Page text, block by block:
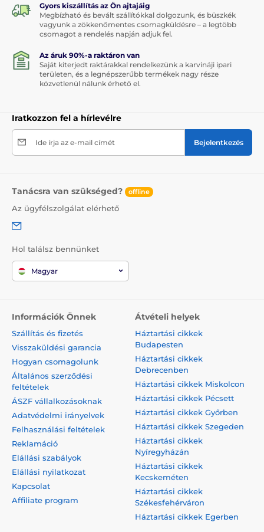
Gyors kiszállítás az Ön ajtajáig
Megbízható és bevált szállítókkal dolgozunk, és büszkék
vagyunk a zökkenőmentes csomagküldésre – a legtöbb
csomagot a rendelés napján adjuk fel.
Az áruk 90%-a raktáron van
Saját kiterjedt raktárakkal rendelkezünk a karvináji ipari
területen, és a legnépszerűbb termékek nagy része
közvetlenül nálunk érhető el.
Iratkozzon fel a hírlevélre
Ide írja az e-mail címét Bejelentkezés
Tanácsra van szükséged? offline
Az ügyfélszolgálat elérhető
Hol találsz bennünket
Magyar
Információk Önnek
Szállítás és fizetés
Visszaküldési garancia
Hogyan csomagolunk
Általános szerződési
feltételek
ÁSZF vállalkozásoknak
Adatvédelmi irányelvek
Felhasználási feltételek
Reklamáció
Elállási szabályok
Elállási nyilatkozat
Kapcsolat
Affiliate program
Átvételi helyek
Háztartási cikkek
Budapesten
Háztartási cikkek
Debrecenben
Háztartási cikkek Miskolcon
Háztartási cikkek Pécsett
Háztartási cikkek Győrben
Háztartási cikkek Szegeden
Háztartási cikkek
Nyíregyházán
Háztartási cikkek
Kecskeméten
Háztartási cikkek
Székesfehérváron
Háztartási cikkek Egerben